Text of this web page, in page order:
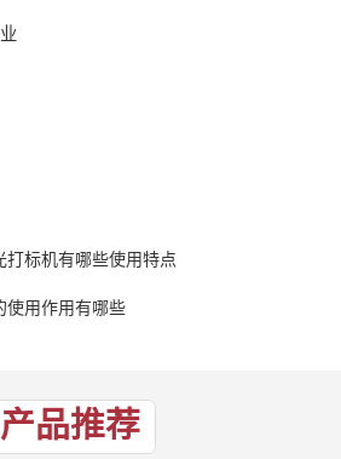
打标机有哪些使用特点
使用作用有哪些
产品推荐